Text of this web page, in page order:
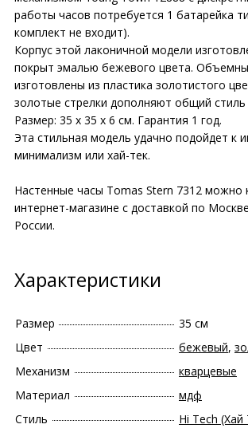
работы часов потребуется 1 батарейка
комплект не входит).
Корпус этой лаконичной модели
покрыт эмалью бежевого цвета.
изготовлены из пластика золотистого
золотые стрелки дополняют общий стиль
Размер: 35 х 35 х 6 см. Гарантия 1 год.
Эта стильная модель удачно подойдет к
минимализм или хай-тек.
Настенные часы Tomas Stern 7312 можно
интернет-магазине с доставкой по
России.
Характеристики
Размер
35 см
Цвет
бежевый,
Механизм
кварцевые
Материал
мдф
Стиль
Hi Tech (Хай